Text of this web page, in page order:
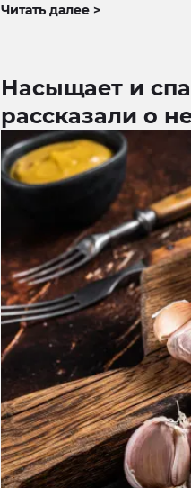
Читать далее >
Насыщает и
рассказали о